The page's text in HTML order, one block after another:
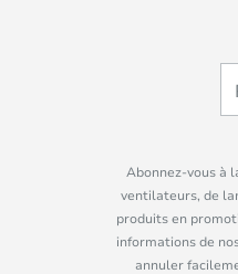
Abonnez-vous à
ventilateurs, de
produits en
informations de
annuler